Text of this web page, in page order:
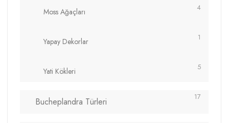
Moss Ağaçları 4
Yapay Dekorlar 1
Yati Kökleri 5
Bucheplandra Türleri 17